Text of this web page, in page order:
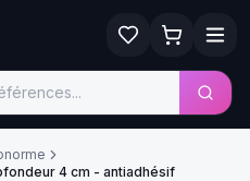
4 cm - antiadhésif